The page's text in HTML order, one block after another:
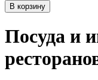
В корзину
Посуда и